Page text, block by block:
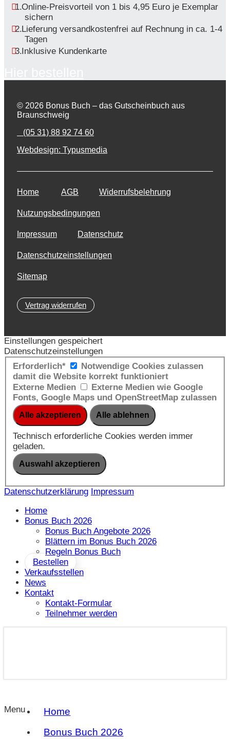
Online-Preisvorteil von 1 bis 4,95 Euro je Exemplar
sichern
Lieferung versandkostenfrei auf Rechnung in ca. 1-4
Tagen
Inklusive Kundenkarte
© 2026 Bonus Buch – das Gutscheinbuch aus
Braunschweig
(05 31) 88 92 74 60
Webdesign: Typusmedia
Home AGB Widerrufsbelehrung
Nutzungsbedingungen
Impressum Datenschutz
Datenschutzeinstellungen
Sitemap
Vertrag widerrufen
Einstellungen gespeichert
Datenschutzeinstellungen
Erforderlich*
Notwendige Cookies zulassen
damit die Website korrekt funktioniert
Externe Medien
Externe Medien wie Google
Fonts, Google Maps und OpenStreetMap zulassen
Technisch erforderliche Cookies werden immer
geladen.
Datenschutzerklärung Impressum
Home
Bonus Buch 2026
Bonus Buch Angebote 2026
Blättern im Bonus Buch 2026
Regeln Bonus Buch
Bestellen
Verkaufsstellen
News
Kontakt
Kontakt-Formular
Teilnehmer werden
Menu
Home
Bonus Buch 2026